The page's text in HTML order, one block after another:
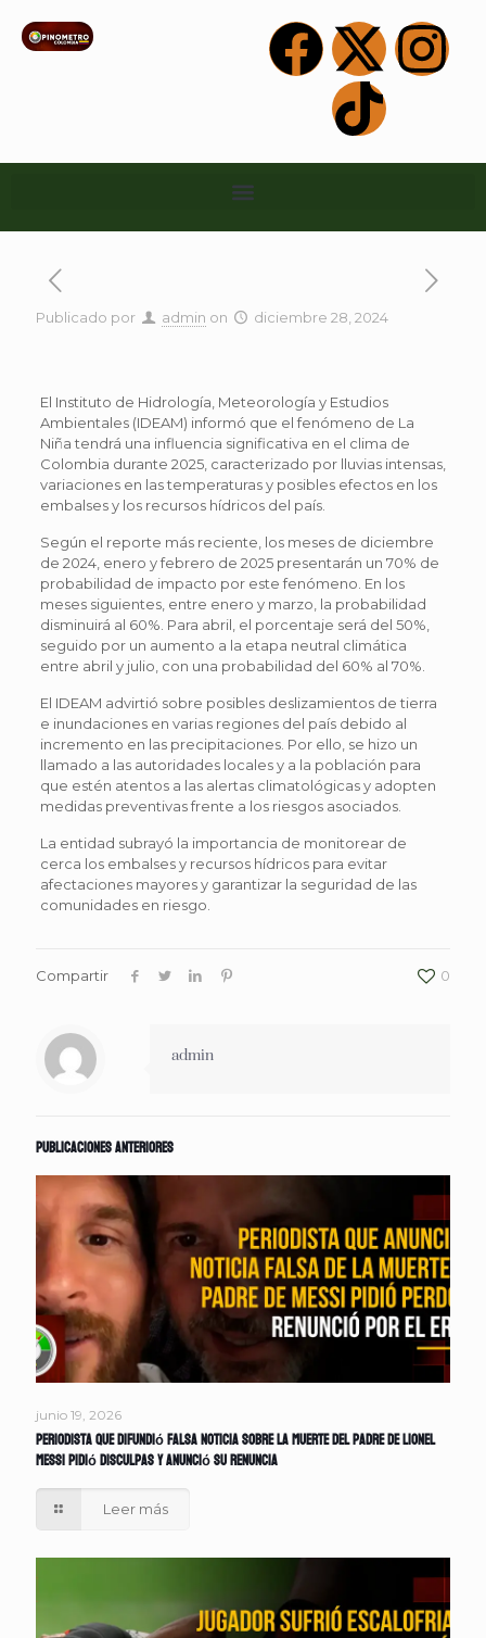
Publicado por admin on diciembre 28, 2024
El Instituto de Hidrología, Meteorología y Estudios
Ambientales (IDEAM) informó que el fenómeno de La
Niña tendrá una influencia significativa en el clima de
Colombia durante 2025, caracterizado por lluvias intensas,
variaciones en las temperaturas y posibles efectos en los
embalses y los recursos hídricos del país.
Según el reporte más reciente, los meses de diciembre
de 2024, enero y febrero de 2025 presentarán un 70% de
probabilidad de impacto por este fenómeno. En los
meses siguientes, entre enero y marzo, la probabilidad
disminuirá al 60%. Para abril, el porcentaje será del 50%,
seguido por un aumento a la etapa neutral climática
entre abril y julio, con una probabilidad del 60% al 70%.
El IDEAM advirtió sobre posibles deslizamientos de tierra
e inundaciones en varias regiones del país debido al
incremento en las precipitaciones. Por ello, se hizo un
llamado a las autoridades locales y a la población para
que estén atentos a las alertas climatológicas y adopten
medidas preventivas frente a los riesgos asociados.
La entidad subrayó la importancia de monitorear de
cerca los embalses y recursos hídricos para evitar
afectaciones mayores y garantizar la seguridad de las
comunidades en riesgo.
Compartir 0
admin
Publicaciones anteriores
junio 19, 2026
Periodista que difundió falsa noticia sobre la muerte del padre de Lionel
Messi pidió disculpas y anunció su renuncia
Leer más